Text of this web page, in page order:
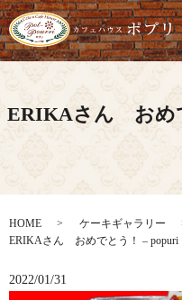
ERIKAさん おめ
HOME
ケーキギャラリー
ERIKAさん おめでとう！ – popuri
2022/01/31